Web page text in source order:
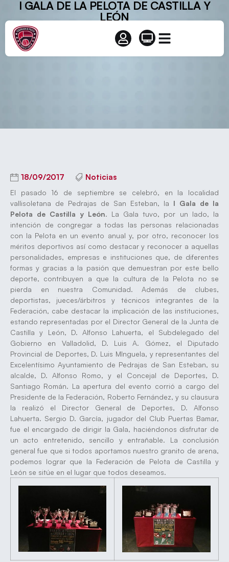
I GALA DE LA PELOTA DE CASTILLA Y
LEÓN
18/09/2017 Noticias
El pasado 16 de septiembre se celebró, en la localidad
vallisoletana de Pedrajas de San Esteban, la I Gala de la
Pelota de Castilla y León. La Gala tuvo, por un lado, la
intención de congregar a todas las personas relacionadas
con la Pelota en un evento anual y, por otro, reconocer los
méritos deportivos así como destacar y reconocer a aquellas
personalidades, empresas e instituciones que, de diferentes
formas y gracias a la pasión que demuestran por este bello
deporte, contribuyen a que la cultura de la Pelota no se
pierda en nuestra Comunidad. Además de clubes,
deportistas, jueces/árbitros y técnicos integrantes de la
Federación, cabe destacar la implicación de las instituciones,
estando representadas por el Director General de la Junta de
Castilla y León, D. Alfonso Lahuerta, el Subdelegado del
Gobierno en Valladolid, D. Luis A. Gómez, el Diputado
Provincial de Deportes, D. Luis MInguela, y representantes del
Excelentísimo Ayuntamiento de Pedrajas de San Esteban, su
alcalde, D. Alfonso Romo, y el Concejal de Deportes, D.
Santiago Román. La apertura del evento corrió a cargo del
Presidente de la Federación, Roberto Fernández, y su clausura
la realizó el Director General de Deportes, D. Alfonso
Lahuerta. Sergio D. García, jugador del Club Puertas Bamar,
fue el encargado de dirigir la Gala, haciéndonos disfrutar de
un acto entretenido, sencillo y entrañable. La conclusión
general fue que si todos aportamos nuestro granito de arena,
podemos lograr que la Federación de Pelota de Castilla y
León se sitúe en el lugar que todos deseamos.